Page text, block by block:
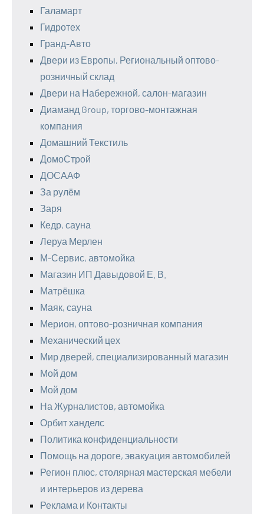
Галамарт
Гидротех
Гранд-Авто
Двери из Европы, Региональный оптово-
розничный склад
Двери на Набережной, салон-магазин
Диаманд Group, торгово-монтажная
компания
Домашний Текстиль
ДомоСтрой
ДОСААФ
За рулём
Заря
Кедр, сауна
Леруа Мерлен
М-Сервис, автомойка
Магазин ИП Давыдовой Е. В.
Матрёшка
Маяк, сауна
Мерион, оптово-розничная компания
Механический цех
Мир дверей, специализированный магазин
Мой дом
Мой дом
На Журналистов, автомойка
Орбит ханделс
Политика конфиденциальности
Помощь на дороге, эвакуация автомобилей
Регион плюс, столярная мастерская мебели
и интерьеров из дерева
Реклама и Контакты